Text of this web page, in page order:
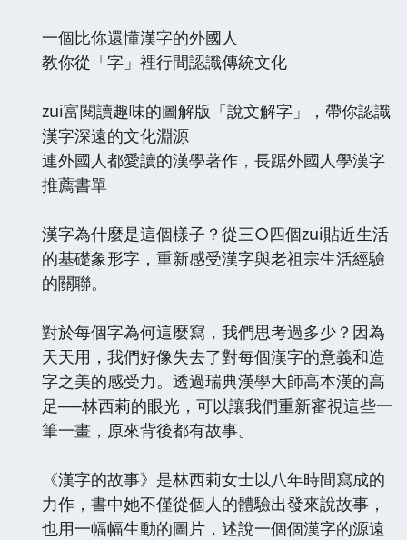
一個比你還懂漢字的外國人
教你從「字」裡行間認識傳統文化
zui富閱讀趣味的圖解版「說文解字」，帶你認識
漢字深遠的文化淵源
連外國人都愛讀的漢學著作，長踞外國人學漢字
推薦書單
漢字為什麼是這個樣子？從三○四個zui貼近生活
的基礎象形字，重新感受漢字與老祖宗生活經驗
的關聯。
對於每個字為何這麼寫，我們思考過多少？因為
天天用，我們好像失去了對每個漢字的意義和造
字之美的感受力。透過瑞典漢學大師高本漢的高
足──林西莉的眼光，可以讓我們重新審視這些一
筆一畫，原來背後都有故事。
《漢字的故事》是林西莉女士以八年時間寫成的
力作，書中她不僅從個人的體驗出發來說故事，
也用一幅幅生動的圖片，述說一個個漢字的源遠